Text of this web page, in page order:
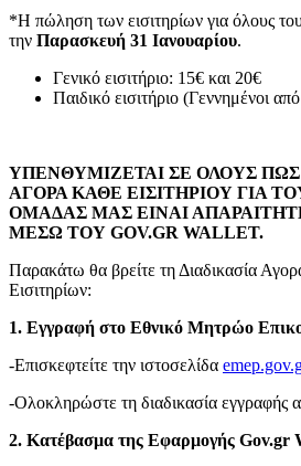
*Η πώληση των εισιτηρίων για όλους
την Παρασκευή 31 Ιανουαρίου.
Γενικό εισιτήριο: 15€ και 20€
Παιδικό εισιτήριο (Γεννημένοι
ΥΠΕΝΘΥΜΙΖΕΤΑΙ ΣΕ ΟΛΟΥΣ
ΑΓΟΡΑ ΚΑΘΕ ΕΙΣΙΤΗΡΙΟΥ ΓΙΑ
ΟΜΑΔΑΣ ΜΑΣ ΕΙΝΑΙ
ΜΕΣΩ ΤΟΥ GOV.GR WALLET.
Παρακάτω θα βρείτε τη Διαδικασία
Εισιτηρίων:
1. Εγγραφή στο Εθνικό Μητρώο
-Επισκεφτείτε την ιστοσελίδα
-Ολοκληρώστε τη διαδικασία εγγραφής
2. Κατέβασμα της Εφαρμογής Gov.gr